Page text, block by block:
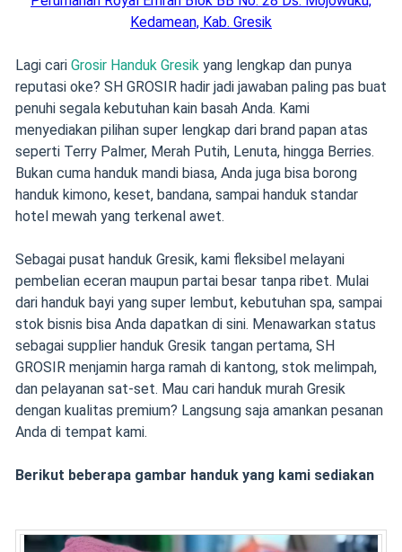
Kedamean, Kab. Gresik
Lagi cari Grosir Handuk Gresikyang lengkap dan punya
reputasi oke? SH GROSIR hadir jadi jawaban paling pas buat
penuhi segala kebutuhan kain basah Anda. Kami
menyediakan pilihan super lengkap dari brand papan atas
seperti Terry Palmer, Merah Putih, Lenuta, hingga Berries.
Bukan cuma handuk mandi biasa, Anda juga bisa borong
handuk kimono, keset, bandana, sampai handuk standar
hotel mewah yang terkenal awet.
Sebagai pusat handuk Gresik, kami fleksibel melayani
pembelian eceran maupun partai besar tanpa ribet. Mulai
dari handuk bayi yang super lembut, kebutuhan spa, sampai
stok bisnis bisa Anda dapatkan di sini. Menawarkan status
sebagai supplier handuk Gresik tangan pertama, SH
GROSIR menjamin harga ramah di kantong, stok melimpah,
dan pelayanan sat-set. Mau cari handuk murah Gresik
dengan kualitas premium? Langsung saja amankan pesanan
Anda di tempat kami.
Berikut beberapa gambar handuk yang kami sediakan